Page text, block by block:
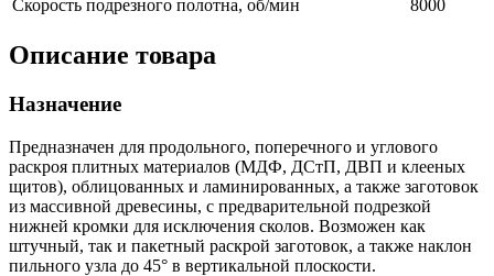
Скорость подрезного полотна, об/мин 8000
Описание товара
Назначение
Предназначен для продольного, поперечного и углового
раскроя плитных материалов (МДФ, ДСтП, ДВП и клееных
щитов), облицованных и ламинированных, а также заготовок
из массивной древесины, с предварительной подрезкой
нижней кромки для исключения сколов. Возможен как
штучный, так и пакетный раскрой заготовок, а также наклон
пильного узла до 45° в вертикальной плоскости.